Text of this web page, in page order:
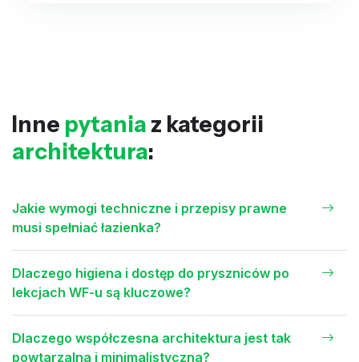
Inne pytania z kategorii
architektura:
Jakie wymogi techniczne i przepisy prawne
musi spełniać łazienka?
Dlaczego higiena i dostęp do pryszniców po
lekcjach WF-u są kluczowe?
Dlaczego współczesna architektura jest tak
powtarzalna i minimalistyczna?